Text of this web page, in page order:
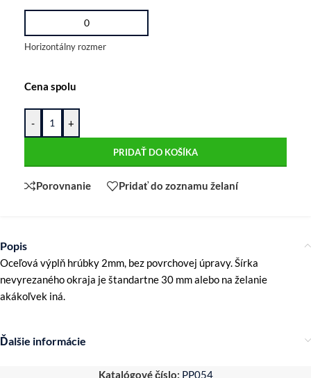
Horizontálny rozmer
Cena spolu
- +
PRIDAŤ DO KOŠÍKA
Porovnanie Pridať do zoznamu želaní
Popis
Oceľová výplň hrúbky 2mm, bez povrchovej úpravy. Šírka
nevyrezaného okraja je štandartne 30 mm alebo na želanie
akákoľvek iná.
Ďalšie informácie
Katalógové číslo: PP054